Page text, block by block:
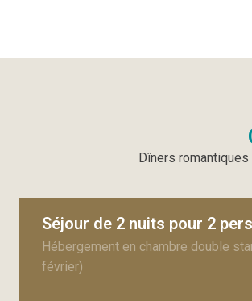
Dîners
Séjour de 2 nuits pour 2
Hébergement en chambre double
février)